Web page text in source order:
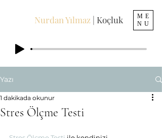
ME
NU
Nurdan Yılmaz | Koçluk
Yazı
Stres Ölçme Testi
1 dakikada okunur